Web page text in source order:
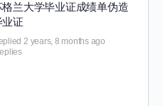
兰大学毕业证成绩单伪造
证
2 years, 8 months ago